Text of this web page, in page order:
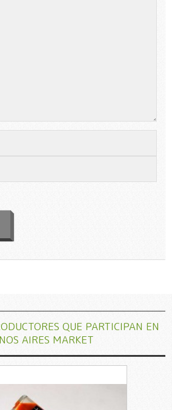
QUE PARTICIPAN EN
AIRES MARKET